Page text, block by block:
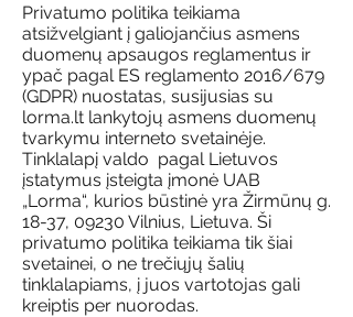
Privatumo politika teikiama
atsižvelgiant į galiojančius asmens
duomenų apsaugos reglamentus ir
ypač pagal ES reglamento 2016/679
(GDPR) nuostatas, susijusias su
lorma.lt lankytojų asmens duomenų
tvarkymu interneto svetainėje.
Tinklalapį valdo pagal Lietuvos
įstatymus įsteigta įmonė UAB
„Lorma“, kurios būstinė yra Žirmūnų g.
18-37, 09230 Vilnius, Lietuva. Ši
privatumo politika teikiama tik šiai
svetainei, o ne trečiųjų šalių
tinklalapiams, į juos vartotojas gali
kreiptis per nuorodas.